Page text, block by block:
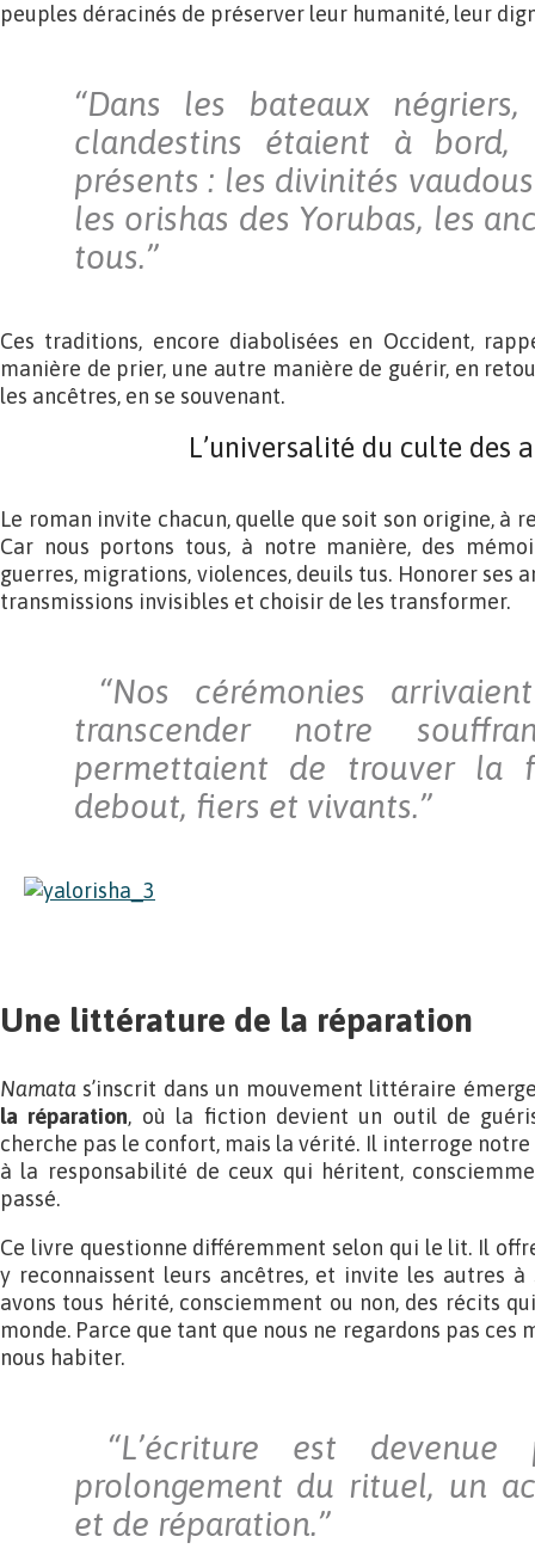
peuples déracinés de préserver leur humanité, leur
“Dans les bateaux négriers,
clandestins étaient à bord,
présents : les divinités
les orishas des Yorubas, les
tous.”
Ces traditions, encore diabolisées en Occident,
manière de prier, une autre manière de guérir, en
les ancêtres, en se souvenant.
L’universalité du culte des
Le roman invite chacun, quelle que soit son origine, à
Car nous portons tous, à notre manière, des
guerres, migrations, violences, deuils tus. Honorer ses
transmissions invisibles et choisir de les transformer.
“Nos cérémonies
transcender notre
permettaient de trouver la
debout, fiers et vivants.”
Une littérature de la réparation
Namata s’inscrit dans un mouvement littéraire
la réparation, où la fiction devient un outil de
cherche pas le confort, mais la vérité. Il interroge notre
à la responsabilité de ceux qui héritent,
passé.
Ce livre questionne différemment selon qui le lit. Il
y reconnaissent leurs ancêtres, et invite les autres à
avons tous hérité, consciemment ou non, des récits
monde. Parce que tant que nous ne regardons pas ces
nous habiter.
“L’écriture est
prolongement du rituel, un
et de réparation.”